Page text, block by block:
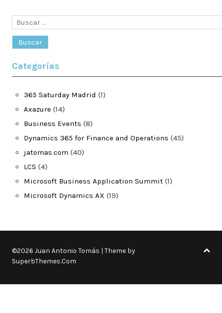
Buscar:
Categorías
365 Saturday Madrid (1)
Axazure (14)
Business Events (8)
Dynamics 365 for Finance and Operations (45)
jatomas.com (40)
LCS (4)
Microsoft Business Application Summit (1)
Microsoft Dynamics AX (19)
©2026 Juan Antonio Tomás | Theme by
SuperbThemes.Com